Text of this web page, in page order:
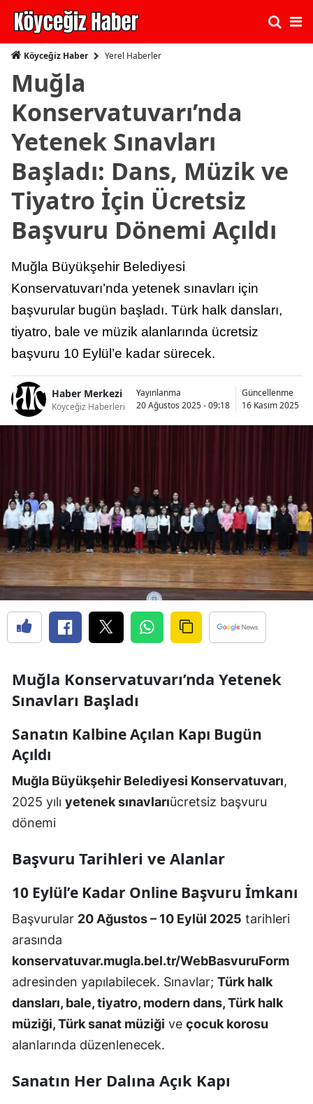
Köyceğiz Haber Yerel Haberler
Muğla
Konservatuvarı’nda
Yetenek Sınavları
Başladı: Dans, Müzik ve
Tiyatro İçin Ücretsiz
Başvuru Dönemi Açıldı
Muğla Büyükşehir Belediyesi
Konservatuvarı’nda yetenek sınavları için
başvurular bugün başladı. Türk halk dansları,
tiyatro, bale ve müzik alanlarında ücretsiz
başvuru 10 Eylül’e kadar sürecek.
Haber Merkezi
Köyceğiz Haberleri
Yayınlanma
20 Ağustos 2025 - 09:18
Güncellenme
16 Kasım 2025 -
Muğla Konservatuvarı’nda Yetenek
Sınavları Başladı
Sanatın Kalbine Açılan Kapı Bugün
Açıldı
Muğla Büyükşehir Belediyesi Konservatuvarı,
2025 yılı yetenek sınavlarıücretsiz başvuru
dönemi
Başvuru Tarihleri ve Alanlar
10 Eylül’e Kadar Online Başvuru İmkanı
Başvurular 20 Ağustos – 10 Eylül 2025 tarihleri
arasında
konservatuvar.mugla.bel.tr/WebBasvuruForm
adresinden yapılabilecek. Sınavlar; Türk halk
dansları, bale, tiyatro, modern dans, Türk halk
müziği, Türk sanat müziği ve çocuk korosu
alanlarında düzenlenecek.
Sanatın Her Dalına Açık Kapı